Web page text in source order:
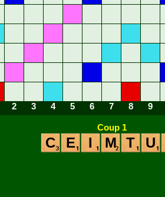
2 3 4 5 6 7 8 9
Coup 1
C E I M T U